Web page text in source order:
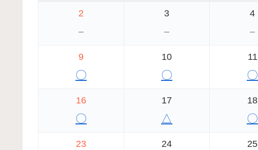
2
－
3
－
4
－
9
〇
10
〇
11
〇
16
〇
17
△
18
〇
23 24 25